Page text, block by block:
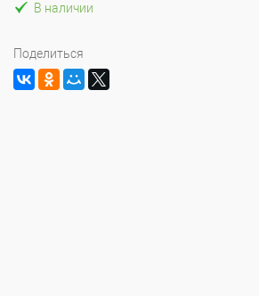
В наличии
Поделиться